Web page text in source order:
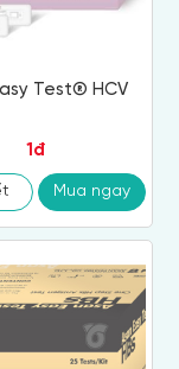
Test® HCV
1đ
Mua ngay